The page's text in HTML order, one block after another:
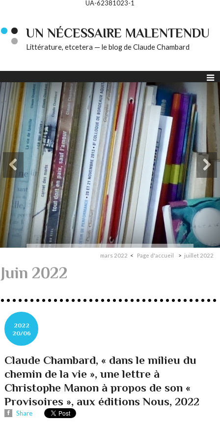
UA-62381023-1
UN NÉCESSAIRE MALENTENDU
Littérature, etcetera — le blog de Claude Chambard
mars 2022 Page d'accueil juillet 2022
Juin 2022
2022
20/06
Claude Chambard, « dans le milieu du
chemin de la vie », une lettre à
Christophe Manon à propos de son «
Provisoires », aux éditions Nous, 2022
Share